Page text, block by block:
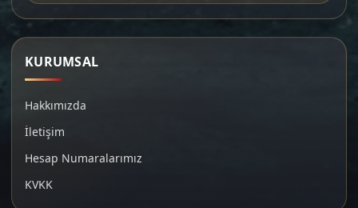
KURUMSAL
Hakkımızda
İletişim
Hesap Numaralarımız
KVKK